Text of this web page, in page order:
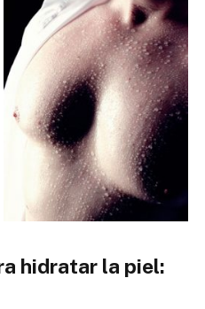
hidratar la piel: